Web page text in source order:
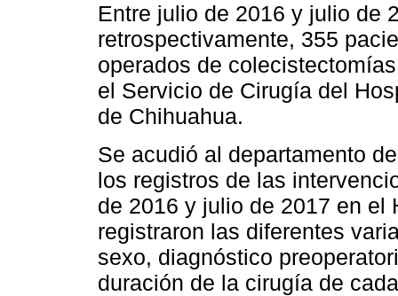
Entre julio de 2016 y julio de
retrospectivamente, 355
operados de
el Servicio de Cirugía del
de Chihuahua.
Se acudió al departamento
los registros de las
de 2016 y julio de 2017 en el
registraron las diferentes
sexo, diagnóstico
duración de la cirugía de